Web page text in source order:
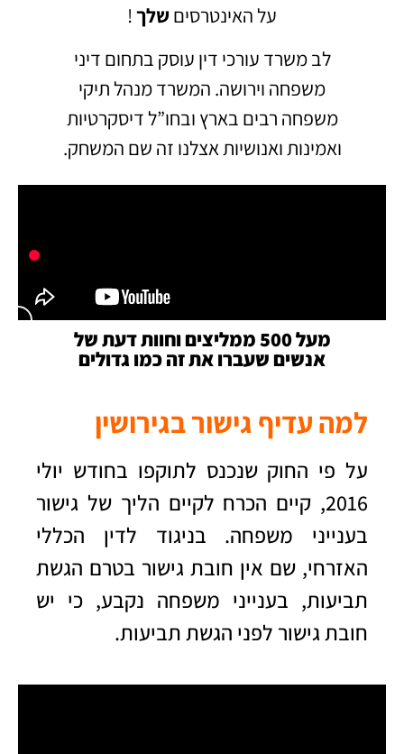
על האינטרסים שלך!
לב משרד עורכי דין עוסק בתחום דיני
משפחה וירושה. המשרד מנהל תיקי
משפחה רבים בארץ ובחו”ל דיסקרטיות
ואמינות ואנושיות אצלנו זה שם המשחק.
מעל 500 ממליצים וחוות דעת של
אנשים שעברו את זה כמו גדולים
למה עדיף גישור בגירושין
על פי החוק שנכנס לתוקפו בחודש יולי
2016, קיים הכרח לקיים הליך של גישור
בענייני משפחה. בניגוד לדין הכללי
האזרחי, שם אין חובת גישור בטרם הגשת
תביעות, בענייני משפחה נקבע, כי יש
חובת גישור לפני הגשת תביעות.